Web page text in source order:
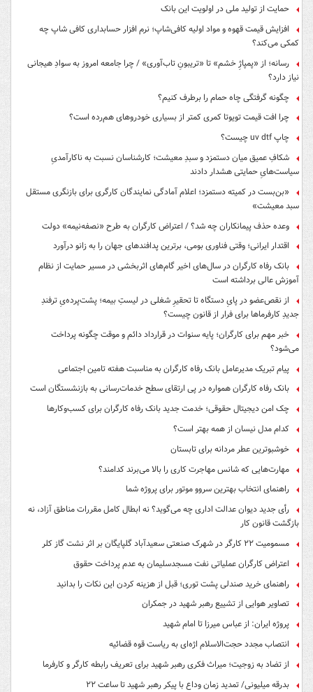
حمایت از تولید ملی در اولویت این بانک
افزایش قیمت قهوه و مواد اولیه کافی‌شاپ؛ نرم افزار حسابداری کافی شاپ چه
کمکی می‌کند؟
رسانه؛ از «پمپاژِ خشم» تا «تریبونِ تاب‌آوری» / چرا جامعه امروز به سوادِ هیجانی
نیاز دارد؟
چگونه گرفتگی چاه حمام را برطرف کنیم؟
چرا افت قیمت تویوتا کمری کمتر از بسیاری خودروهای هم‌رده است؟
چاپ uv dtf چیست؟
شکافِ عمیق میان دستمزد و سبدِ معیشت؛ کارشناسان نسبت به ناکارآمدیِ
سیاست‌هایِ حمایتی هشدار دادند
«بن‌بست در کمیته دستمزد؛ اعلام آمادگی نمایندگان کارگری برای بازنگری مستقل
سبد معیشت»
وعده حذف پیمانکاران چه شد؟ / اعتراض کارگران به طرح «نصفه‌نیمه» دولت
اقتدار ایرانی؛ وقتی فناوری بومی، برترین پدافندهای جهان را به زانو درآورد
بانک رفاه کارگران در سال‌های اخیر گام‌های اثربخشی در مسیر حمایت از نظام
آموزش عالی برداشته است
از نقص‌عضو در پایِ دستگاه تا تحقیرِ شغلی در لیستِ بیمه؛ پشت‌پرده‌یِ ترفندِ
جدیدِ کارفرماها برای فرار از قانون چیست؟
خبر مهم برای کارگران؛ پایه سنوات در قرارداد دائم و موقت چگونه پرداخت
می‌شود؟
پیام تبریک مدیرعامل بانک رفاه کارگران به مناسبت هفته تامین اجتماعی
بانک رفاه کارگران همواره در پی ارتقای سطح خدمات‌رسانی به بازنشستگان است
چک امن دیجیتال حقوقی؛ خدمت جدید بانک رفاه کارگران برای کسب‌وکارها
کدام مدل نیسان از همه بهتر است؟
خوشبوترین عطر مردانه برای تابستان
مهارت‌هایی که شانس مهاجرت کاری را بالا می‌برند کدامند؟
راهنمای انتخاب بهترین سروو موتور برای پروژه شما
رأی جدید دیوان عدالت اداری چه می‌گوید؟ نه ابطال کامل مقررات مناطق آزاد، نه
بازگشت قانون کار
مسمومیت ۲۲ کارگر در شهرک صنعتی سعیدآباد گلپایگان بر اثر نشت گاز کلر
اعتراض کارگران عملیاتی نفت مسجدسلیمان به عدم پرداخت حقوق
راهنمای خرید صندلی پشت توری؛ قبل از هزینه کردن این نکات را بدانید
تصاویر هوایی از تشییع رهبر شهید در جمکران
پروژه ایران: از عباس میرزا تا امام شهید
انتصاب مجدد حجت‌الاسلام اژه‌ای به ریاست قوه‌ قضائیه
از تضاد به زوجیت؛ میراث فکری رهبر شهید برای تعریف رابطه کارگر و کارفرما
بدرقه میلیونی/ تمدید زمان وداع با پیکر رهبر شهید تا ساعت ۲۲